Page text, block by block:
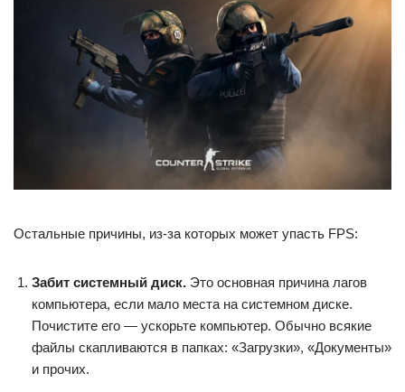
Остальные причины, из-за которых может упасть FPS:
Забит системный диск. Это основная причина лагов
компьютера, если мало места на системном диске.
Почистите его — ускорьте компьютер. Обычно всякие
файлы скапливаются в папках: «Загрузки», «Документы»
и прочих.